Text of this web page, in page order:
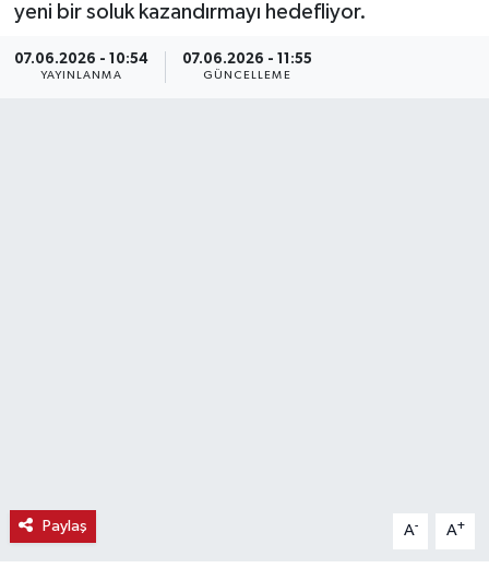
yeni bir soluk kazandırmayı hedefliyor.
07.06.2026 - 10:54
YAYINLANMA
07.06.2026 - 11:55
GÜNCELLEME
Paylaş A- A+
Spor